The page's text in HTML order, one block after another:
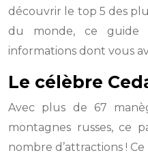
découvrir le top 5 des
du monde, ce guide
informations dont vous
Le célèbre
Avec plus de 67
montagnes russes, ce
nombre d’attractions ! Ce